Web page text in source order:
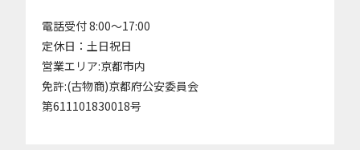
電話受付 8:00～17:00
定休日：土日祝日
営業エリア:京都市内
免許:(古物商)京都府公安委員会
第611101830018号